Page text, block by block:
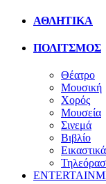
ΑΘΛΗΤΙΚΑ
ΠΟΛΙΤΣΜΟΣ
Θέατρο
Μουσική
Χορός
Μουσεία
Σινεμά
Βιβλίο
Εικαστικά